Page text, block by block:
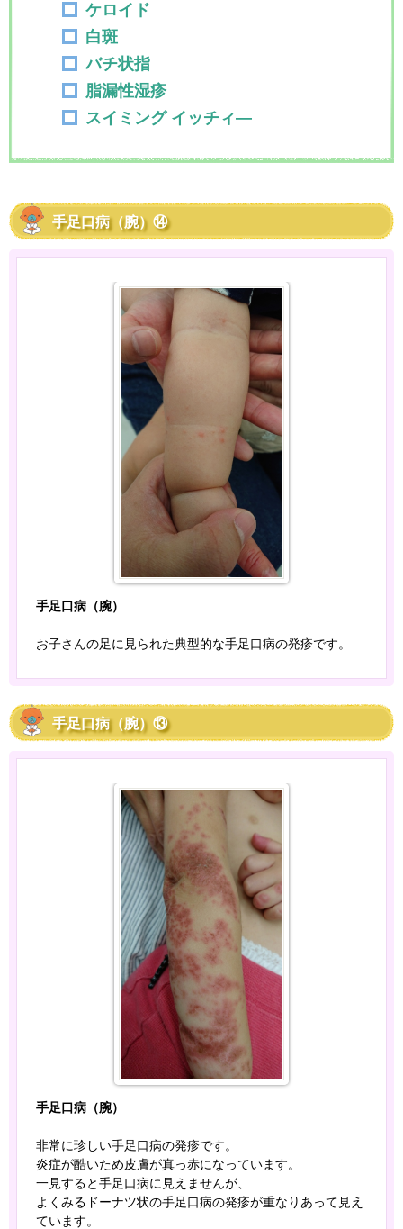
ケロイド
白斑
バチ状指
脂漏性湿疹
スイミング イッチィ―
手足口病（腕）⑭
手足口病（腕）
お子さんの足に見られた典型的な手足口病の発疹です。
手足口病（腕）⑬
手足口病（腕）
非常に珍しい手足口病の発疹です。
炎症が酷いため皮膚が真っ赤になっています。
一見すると手足口病に見えませんが、
よくみるドーナツ状の手足口病の発疹が重なりあって見え
ています。